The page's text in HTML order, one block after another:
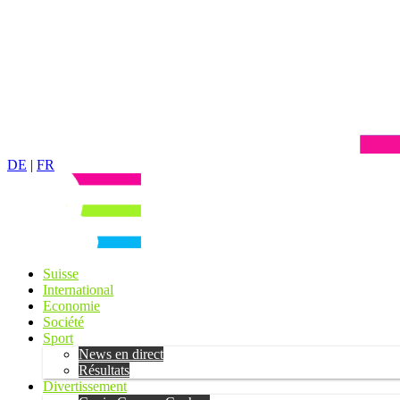
DE | FR
Suisse
International
Economie
Société
Sport
News en direct
Résultats
Divertissement